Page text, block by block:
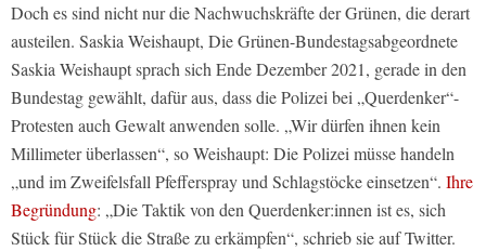
Doch es sind nicht nur die Nachwuchskräfte der Grünen, die derart
austeilen. Saskia Weishaupt, Die Grünen-Bundestagsabgeordnete
Saskia Weishaupt sprach sich Ende Dezember 2021, gerade in den
Bundestag gewählt, dafür aus, dass die Polizei bei „Querdenker“-
Protesten auch Gewalt anwenden solle. „Wir dürfen ihnen kein
Millimeter überlassen“, so Weishaupt: Die Polizei müsse handeln
„und im Zweifelsfall Pfefferspray und Schlagstöcke einsetzen“. Ihre
Begründung: „Die Taktik von den Querdenker:innen ist es, sich
Stück für Stück die Straße zu erkämpfen“, schrieb sie auf Twitter.